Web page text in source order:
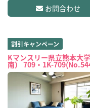
お問合わせ
割引キャンペーン
Kマンスリー県立熊本大
南） 709・1K-